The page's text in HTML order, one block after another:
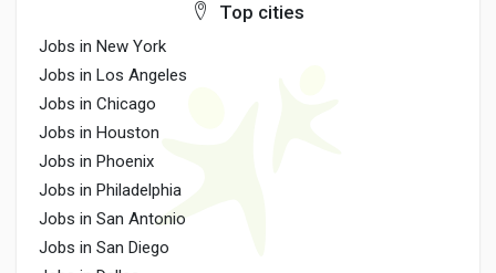
Top cities
Jobs in New York
Jobs in Los Angeles
Jobs in Chicago
Jobs in Houston
Jobs in Phoenix
Jobs in Philadelphia
Jobs in San Antonio
Jobs in San Diego